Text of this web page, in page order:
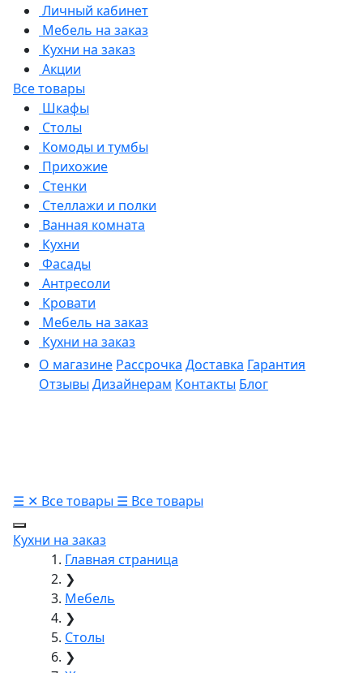
Личный кабинет
Мебель на заказ
Кухни на заказ
Акции
Все товары
Шкафы
Столы
Комоды и тумбы
Прихожие
Стенки
Стеллажи и полки
Ванная комната
Кухни
Фасады
Антресоли
Кровати
Мебель на заказ
Кухни на заказ
О магазине Рассрочка Доставка Гарантия
Отзывы Дизайнерам Контакты Блог
☰ ✕ Все товары ☰ Все товары
Кухни на заказ
Главная страница
❯
Мебель
❯
Столы
❯